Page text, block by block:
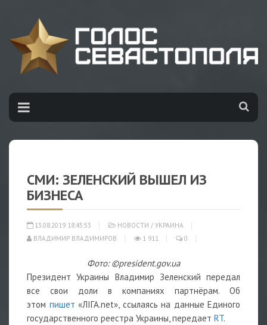
СМИ: ЗЕЛЕНСКИЙ ВЫШЕЛ ИЗ
БИЗНЕСА
13.08.2019 18:45:53 НОВОСТИ / УКРАИНА
ВЛАДИМИР ВЛАДИМИРОВ
1 911 0
Фото: ©president.gov.ua
Президент Украины Владимир Зеленский передал
все свои доли в компаниях партнёрам. Об
этом пишет «ЛІГА.net», ссылаясь на данные Единого
государственного реестра Украины, передает RT.